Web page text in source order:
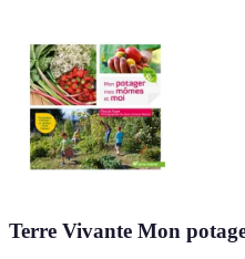
Terre Vivante Mon